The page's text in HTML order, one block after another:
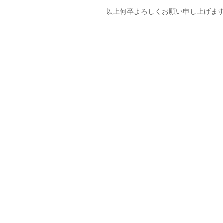
以上何卒よろしくお願い申し上げま